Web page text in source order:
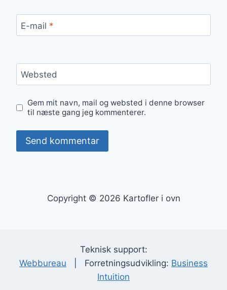
E-mail *
Websted
Gem mit navn, mail og websted i denne browser
til næste gang jeg kommenterer.
Copyright © 2026 Kartofler i ovn
Teknisk support:
Webbureau | Forretningsudvikling: Business
Intuition